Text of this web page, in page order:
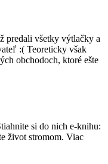
predali všetky výtlačky a
:( Teoreticky však
obchodoch, ktoré ešte
si do nich e-knihu:
život stromom. Viac